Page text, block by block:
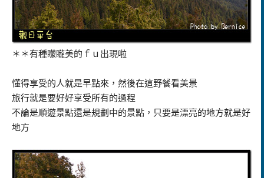
＊＊有種矇矓美的ｆｕ出現啦
懂得享受的人就是早點來，然後在這野餐看美景
旅行就是要好好享受所有的過程
不論是順遊景點還是規劃中的景點，只要是漂亮的地方就是好
地方